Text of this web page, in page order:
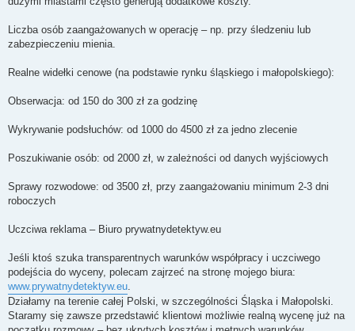
Liczba osób zaangażowanych w operację – np. przy śledzeniu lub
zabezpieczeniu mienia.
Realne widełki cenowe (na podstawie rynku śląskiego i małopolskiego):
Obserwacja: od 150 do 300 zł za godzinę
Wykrywanie podsłuchów: od 1000 do 4500 zł za jedno zlecenie
Poszukiwanie osób: od 2000 zł, w zależności od danych wyjściowych
Sprawy rozwodowe: od 3500 zł, przy zaangażowaniu minimum 2-3 dni
roboczych
Uczciwa reklama – Biuro prywatnydetektyw.eu
Jeśli ktoś szuka transparentnych warunków współpracy i uczciwego
podejścia do wyceny, polecam zajrzeć na stronę mojego biura:
www.prywatnydetektyw.eu
Działamy na terenie całej Polski, w szczególności Śląska i Małopolski.
Staramy się zawsze przedstawić klientowi możliwie realną wycenę już na